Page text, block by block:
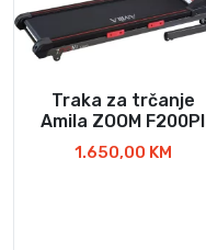
Traka za trčanje
Amila ZOOM F200PI
1.650,00 KM